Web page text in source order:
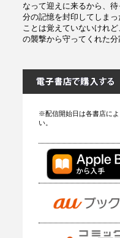
なって迎えに来るから、
分の記憶を封印してしま
ことは覚えていないけれ
の襲撃から守ってくれた
※配信開始日は各書店に
い。